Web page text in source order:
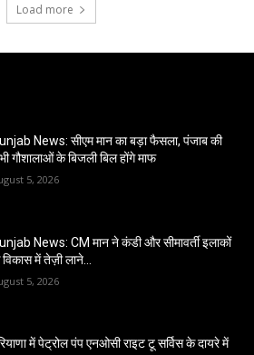
Load more
News: सीएम मान का बड़ा फैसला, पंजाब की
गौशालाओं के बिजली बिल होंगे माफ
5, 2026
News: CM मान ने कंडी और सीमावर्ती इलाकों
में तेज़ी लाने…
5, 2026
में पेट्रोल पंप एनओसी राइट टू सर्विस के दायरे में